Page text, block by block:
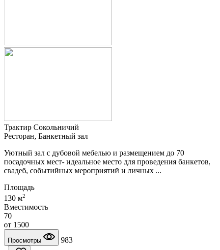
Трактир Сокольничий
Ресторан, Банкетный зал
Уютный зал с дубовой мебелью и размещением до 70
посадочных мест- идеальное место для проведения банкетов,
свадеб, событийных мероприятий и личных ...
Площадь
130 м2
Вместимость
70
от 1500
Просмотры
983